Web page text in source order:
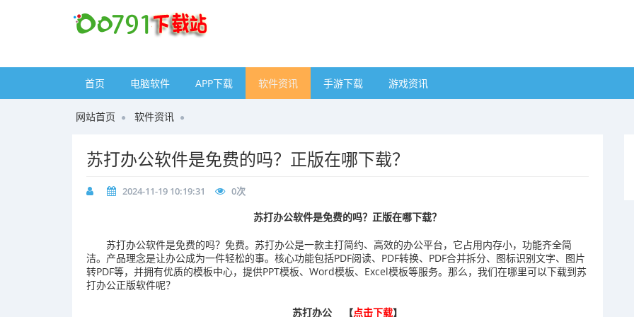
首页 电脑软件 APP下载 软件资讯 手游下载 游戏资讯
网站首页 软件资讯
​苏打办公软件是免费的吗？正版在哪下载？
2024-11-19 10:19:31 0次
苏打办公软件是免费的吗？正版在哪下载？
苏打办公软件是免费的吗？免费。苏打办公是一款主打简约、高效的办公平台，它占用内存小，功能齐全简
洁。产品理念是让办公成为一件轻松的事。核心功能包括PDF阅读、PDF转换、PDF合并拆分、图标识别文字、图片
转PDF等，并拥有优质的模板中心，提供PPT模板、Word模板、Excel模板等服务。那么，我们在哪里可以下载到苏
打办公正版软件呢？
苏打办公 【点击下载】